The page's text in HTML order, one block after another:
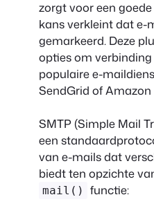
zorgt voor een
kans verkleint dat e-
gemarkeerd. Deze
opties om
populaire e-
SendGrid of Amazon
SMTP (Simple Mail
een
van e-mails dat
biedt ten opzichte
mail() functie: